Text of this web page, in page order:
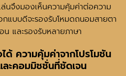
ล่นจึงมองเห็นความคุ้มค่าต่อความ
กแบบดีจะรองรับโหมดถนอมสายตา
และรองรับหลายภาษา
ด้ ความคุ้มค่าจากโปรโมชัน
ะคอมมิชชั่นที่ชัดเจน